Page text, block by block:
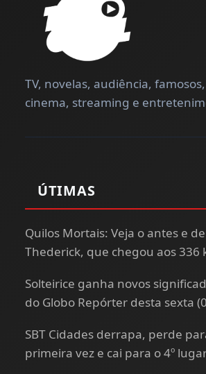
TV, novelas, audiência,
cinema, streaming e
ÚTIMAS
Quilos Mortais: Veja o antes e
Thederick, que chegou aos 336
Solteirice ganha novos
do Globo Repórter desta sexta
SBT Cidades derrapa, perde
primeira vez e cai para o 4º